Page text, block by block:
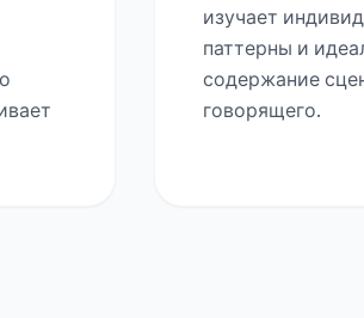
изучает
паттерны и
содержание
говорящего.